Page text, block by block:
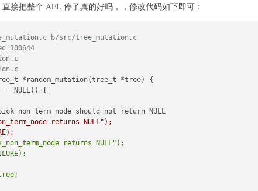
接把整个 AFL 停了真的好吗，，修改代码如下即可：
b/src/tree_mutation.c
100644
*random_mutation(tree_t *tree) {
NULL)) {
returns NULL");
returns NULL");